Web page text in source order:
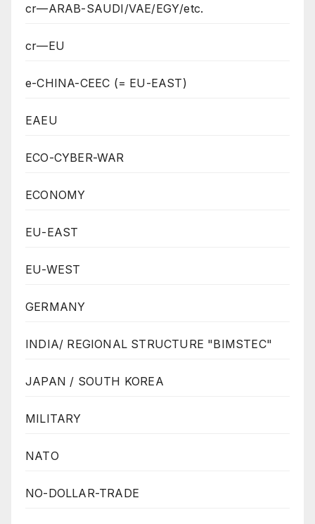
cr—ARAB-SAUDI/VAE/EGY/etc.
cr—EU
e-CHINA-CEEC (= EU-EAST)
EAEU
ECO-CYBER-WAR
ECONOMY
EU-EAST
EU-WEST
GERMANY
INDIA/ REGIONAL STRUCTURE "BIMSTEC"
JAPAN / SOUTH KOREA
MILITARY
NATO
NO-DOLLAR-TRADE